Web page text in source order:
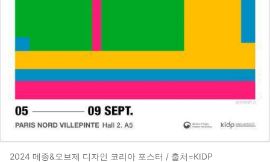
2024 메종&오브제 디자인 코리아 포스터 / 출처=KIDP